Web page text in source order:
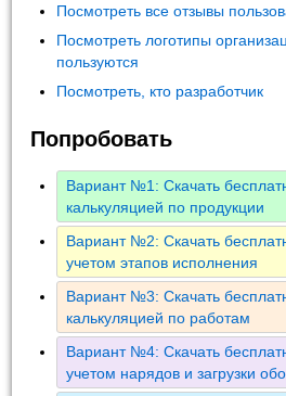
Посмотреть все отзывы
Посмотреть логотипы
пользуются
Посмотреть, кто разработчик
Попробовать
Вариант №1: Скачать
калькуляцией по продукции
Вариант №2: Скачать
учетом этапов исполнения
Вариант №3: Скачать
калькуляцией по работам
Вариант №4: Скачать
учетом нарядов и загрузки